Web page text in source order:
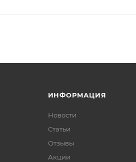
ИНФОРМАЦИЯ
Новости
Статьи
Отзывы
Акции